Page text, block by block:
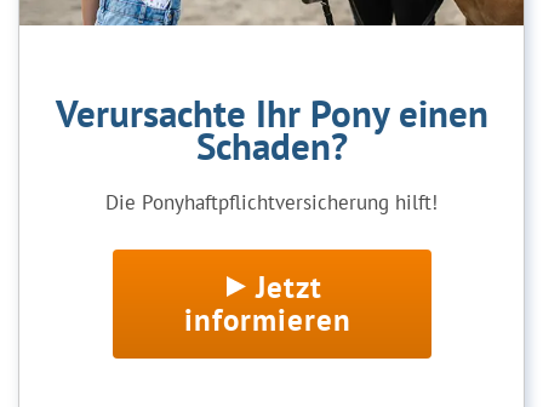
Verursachte Ihr Pony einen
Schaden?
Die Ponyhaftpflichtversicherung hilft!
Jetzt
informieren